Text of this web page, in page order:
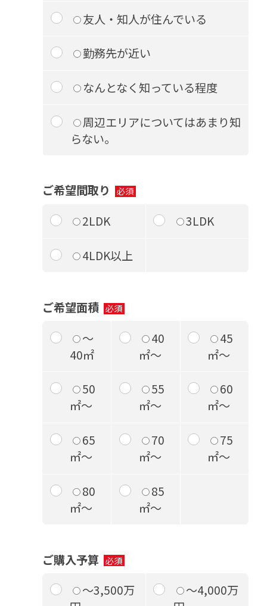
友人・知人が住んでいる
勤務先が近い
なんとなく知っている程度
周辺エリアについてはあまり知
らない。
ご希望間取り
2LDK
3LDK
4LDK以上
ご希望面積
～
40㎡
40
㎡～
45
㎡～
50
㎡～
55
㎡～
60
㎡～
65
㎡～
70
㎡～
75
㎡～
80
㎡～
85
㎡～
ご購入予算
～3,500万
～4,000万